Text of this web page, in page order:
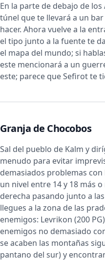
En la parte de debajo de
túnel que te llevará a un
hacer. Ahora vuelve a la
el tipo junto a la fuente te
el mapa del mundo; si
este mencionará a un
este; parece que Sefirot te
Granja de Chocobos
Sal del pueblo de Kalm y
menudo para evitar
demasiados problemas
un nivel entre 14 y 18 más
derecha pasando junto a
llegues a la zona de las
enemigos: Levrikon (200
enemigos no demasiado
se acaben las montañas
pantano del sur) y